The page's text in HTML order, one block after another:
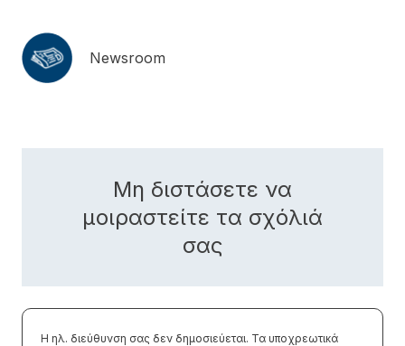
Newsroom
Μη διστάσετε να
μοιραστείτε τα σχόλιά
σας
Η ηλ. διεύθυνση σας δεν δημοσιεύεται. Τα υποχρεωτικά